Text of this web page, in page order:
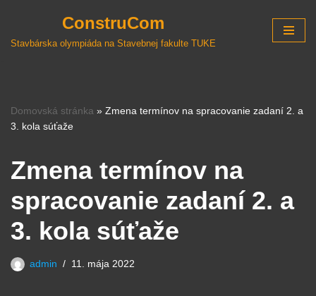
Preskočiť
ConstruCom
Stavbárska olympiáda na Stavebnej fakulte TUKE
Domovská stránka » Zmena termínov na spracovanie zadaní 2. a
3. kola súťaže
Zmena termínov na
spracovanie zadaní 2. a
3. kola súťaže
admin 11. mája 2022